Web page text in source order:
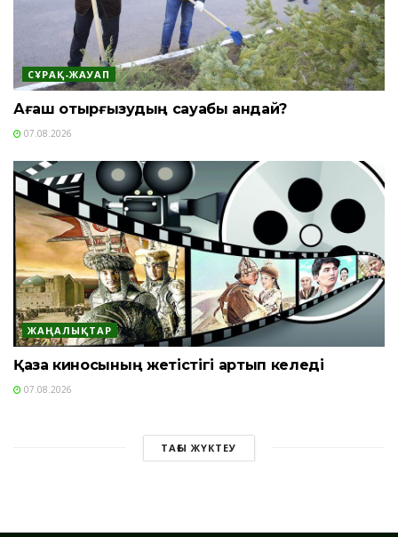
СҰРАҚ-ЖАУАП
Ағаш отырғызудың сауабы қандай?
07.08.2026
ЖАҢАЛЫҚТАР
Қазақ киносының жетістігі артып келеді
07.08.2026
ТАҒЫ ЖҮКТЕУ